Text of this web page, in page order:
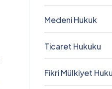
Medeni Hukuk
Ticaret Hukuku
Fikri Mülkiyet